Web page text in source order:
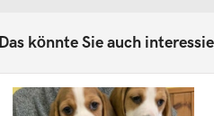
Das könnte Sie auch